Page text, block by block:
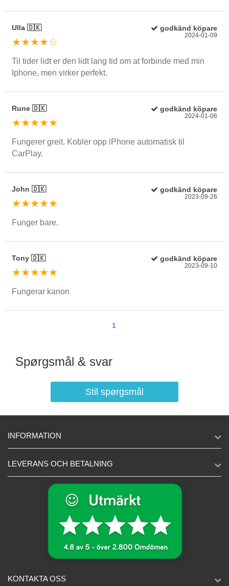
Ulla 🇩🇰 godkänd köpare
★★★★☆
2024-01-09
Til tider lidt er den lidt lang tid om at forbinde med min
Iphone, men virker perfekt.
Rune 🇩🇰 godkänd köpare
★★★★★
2024-01-06
Fungerer greit. Kobler opp iPhone automatisk til
CarPlay.
John 🇩🇰 godkänd köpare
★★★★★
2023-09-26
Funger bare.
Tony 🇩🇰 godkänd köpare
★★★★★
2023-09-10
Fungerar kanon
1
Spørgsmål & svar
Stil spørgsmål
INFORMATION
LEVERANS OCH BETALNING
KONTAKTA OSS